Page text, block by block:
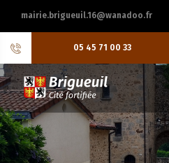
mairie.brigueuil.16@wanadoo.fr
05 45 71 00 33